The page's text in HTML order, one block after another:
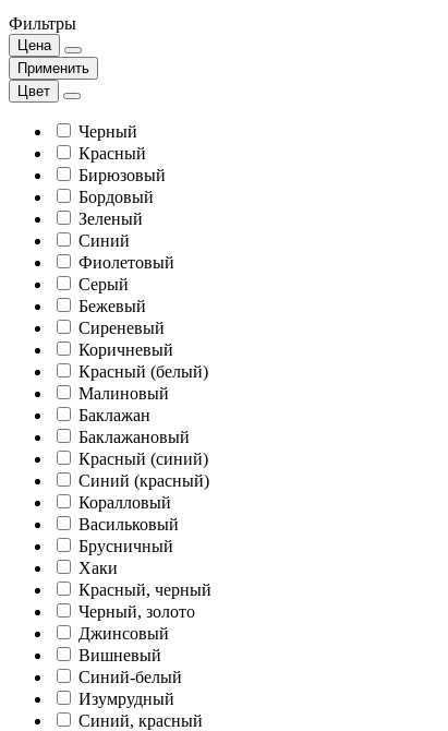
Фильтры
Цена
Применить
Цвет
Черный
Красный
Бирюзовый
Бордовый
Зеленый
Синий
Фиолетовый
Серый
Бежевый
Сиреневый
Коричневый
Красный (белый)
Малиновый
Баклажан
Баклажановый
Красный (синий)
Синий (красный)
Коралловый
Васильковый
Брусничный
Хаки
Красный, черный
Черный, золото
Джинсовый
Вишневый
Синий-белый
Изумрудный
Синий, красный